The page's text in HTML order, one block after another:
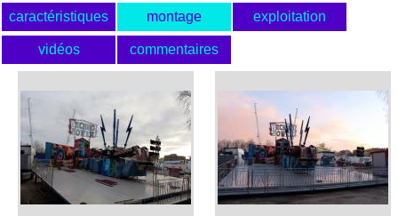
caractéristiques montage exploitation
vidéos commentaires